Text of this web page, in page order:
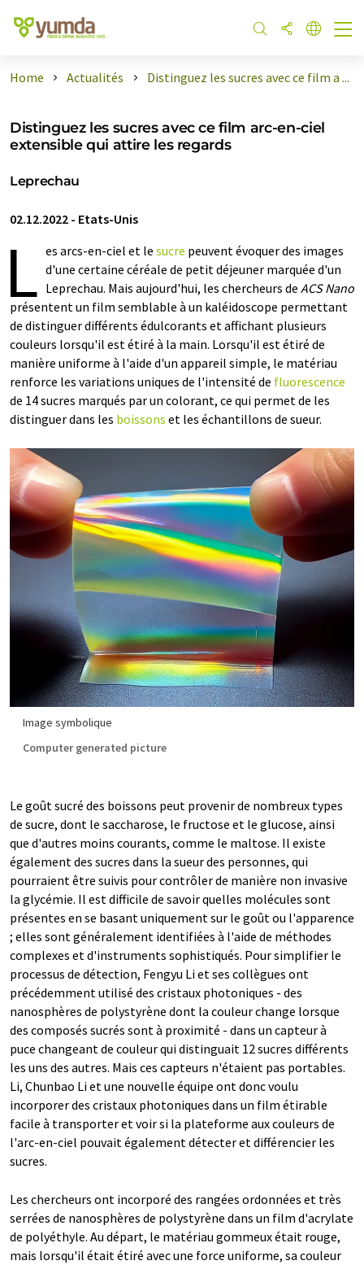
Home Actualités Distinguez les sucres avec ce film a ...
Distinguez les sucres avec ce film arc-en-ciel
extensible qui attire les regards
Leprechau
02.12.2022 - Etats-Unis
L es arcs-en-ciel et le sucre peuvent évoquer des images
d'une certaine céréale de petit déjeuner marquée d'un
Leprechau. Mais aujourd'hui, les chercheurs de ACS Nano
présentent un film semblable à un kaléidoscope permettant
de distinguer différents édulcorants et affichant plusieurs
couleurs lorsqu'il est étiré à la main. Lorsqu'il est étiré de
manière uniforme à l'aide d'un appareil simple, le matériau
renforce les variations uniques de l'intensité de fluorescence
de 14 sucres marqués par un colorant, ce qui permet de les
distinguer dans les boissons et les échantillons de sueur.
Image symbolique
Computer generated picture
Le goût sucré des boissons peut provenir de nombreux types
de sucre, dont le saccharose, le fructose et le glucose, ainsi
que d'autres moins courants, comme le maltose. Il existe
également des sucres dans la sueur des personnes, qui
pourraient être suivis pour contrôler de manière non invasive
la glycémie. Il est difficile de savoir quelles molécules sont
présentes en se basant uniquement sur le goût ou l'apparence
; elles sont généralement identifiées à l'aide de méthodes
complexes et d'instruments sophistiqués. Pour simplifier le
processus de détection, Fengyu Li et ses collègues ont
précédemment utilisé des cristaux photoniques - des
nanosphères de polystyrène dont la couleur change lorsque
des composés sucrés sont à proximité - dans un capteur à
puce changeant de couleur qui distinguait 12 sucres différents
les uns des autres. Mais ces capteurs n'étaient pas portables.
Li, Chunbao Li et une nouvelle équipe ont donc voulu
incorporer des cristaux photoniques dans un film étirable
facile à transporter et voir si la plateforme aux couleurs de
l'arc-en-ciel pouvait également détecter et différencier les
sucres.
Les chercheurs ont incorporé des rangées ordonnées et très
serrées de nanosphères de polystyrène dans un film d'acrylate
de polyéthyle. Au départ, le matériau gommeux était rouge,
mais lorsqu'il était étiré avec une force uniforme, sa couleur